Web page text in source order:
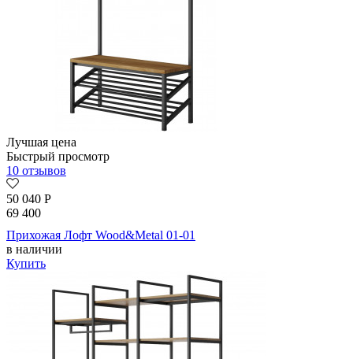
Лучшая цена
Быстрый просмотр
10 отзывов
50 040 Р
69 400
Прихожая Лофт Wood&Metal 01-01
в наличии
Купить